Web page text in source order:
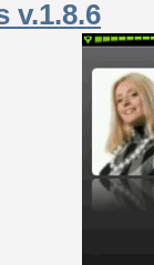
v.1.8.6